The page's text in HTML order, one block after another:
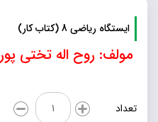
ایستگاه ریاضی 8 (کتاب کار)
مولف: روح اله تختی پور
تعداد
ایستگاه
ریاضی